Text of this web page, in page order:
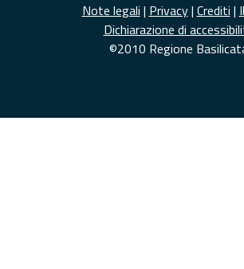
Note legali | Privacy| Crediti |
Dichiarazione di
©2010 Regione